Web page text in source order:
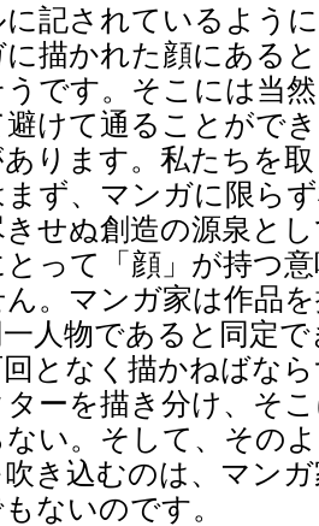
に記されているよう
描かれた顔にある
です。そこには当
けて通ることがで
あります。私たちを
ず、マンガに限ら
きせぬ創造の源泉と
って「顔」が持つ
。マンガ家は作品
人物であると同定
となく描かねばな
ーを描き分け、そ
い。そして、その
き込むのは、マン
ないのです。